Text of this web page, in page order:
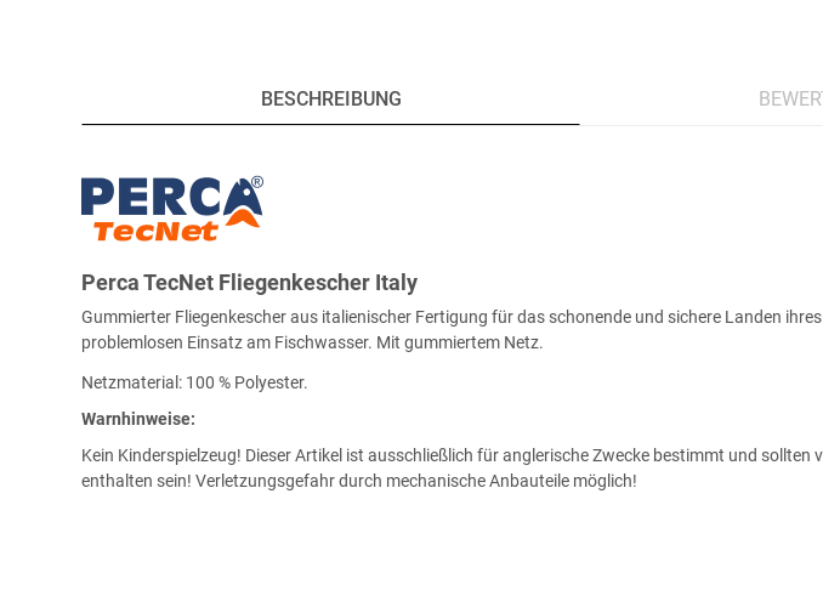
BESCHREIBUNG
Perca TecNet Fliegenkescher Italy
Gummierter Fliegenkescher aus italienischer Fertigung für das schonende und sichere Landen
problemlosen Einsatz am Fischwasser. Mit gummiertem Netz.
Netzmaterial: 100 % Polyester.
Warnhinweise:
Kein Kinderspielzeug! Dieser Artikel ist ausschließlich für anglerische Zwecke bestimmt und
enthalten sein! Verletzungsgefahr durch mechanische Anbauteile möglich!